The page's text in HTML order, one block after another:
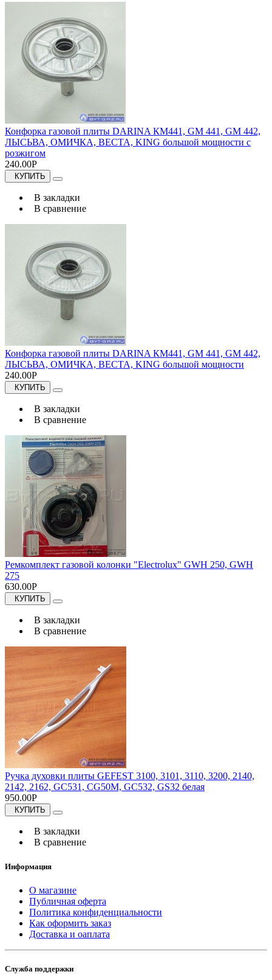
Конфорка газовой плиты DARINA КМ441, GM 441, GM 442,
ЛЫСЬВА, ОМИЧКА, ВЕСТА, KING большой мощности с
розжигом
240.00Р
КУПИТЬ
В закладки
В сравнение
Конфорка газовой плиты DARINA КМ441, GM 441, GM 442,
ЛЫСЬВА, ОМИЧКА, ВЕСТА, KING большой мощности
240.00Р
КУПИТЬ
В закладки
В сравнение
Ремкомплект газовой колонки "Electrolux" GWH 250, GWH
275
630.00Р
КУПИТЬ
В закладки
В сравнение
Ручка духовки плиты GEFEST 3100, 3101, 3110, 3200, 2140,
2142, 2162, GC531, CG50M, GC532, GS32 белая
950.00Р
КУПИТЬ
В закладки
В сравнение
Информация
О магазине
Публичная оферта
Политика конфиденциальности
Как оформить заказ
Доставка и оаплата
Служба поддержки